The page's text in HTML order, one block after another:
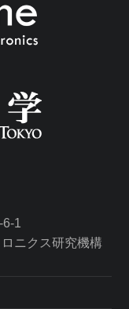
6-1
ニクス研究機構